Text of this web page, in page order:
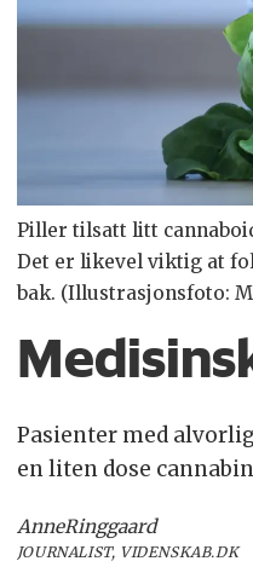
Piller tilsatt litt
Det er likevel viktig at
bak. (Illustrasjonsfoto:
Pasienter med
en liten dose
AnneRinggaard
JOURNALIST, VIDENSKAB.DK